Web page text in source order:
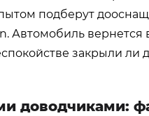
подберут
Автомобиль
закрыли ли
доводчиками: